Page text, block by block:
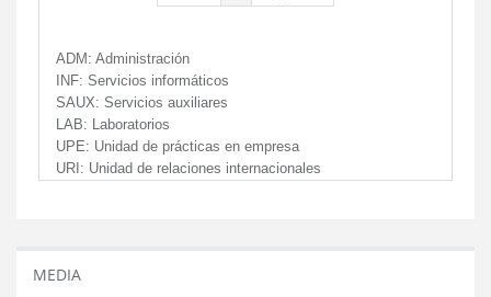
ADM: Administración
INF: Servicios informáticos
SAUX: Servicios auxiliares
LAB: Laboratorios
UPE: Unidad de prácticas en empresa
URI: Unidad de relaciones internacionales
MEDIA